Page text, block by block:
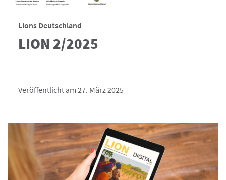
Lions Deutschland
LION 2/2025
Veröffentlicht am 27. März 2025